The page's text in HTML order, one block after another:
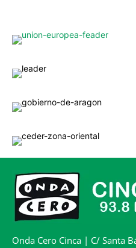
Onda Cero Cinca | C/ Santa